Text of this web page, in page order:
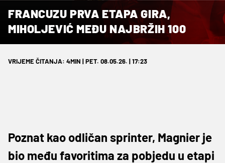
FRANCUZU PRVA ETAPA GIRA,
MIHOLJEVIĆ MEĐU NAJBRŽIH 100
VRIJEME ČITANJA: 4MIN | PET. 08.05.26. | 17:23
Poznat kao odličan sprinter, Magnier je
bio među favoritima za pobjedu u etapi